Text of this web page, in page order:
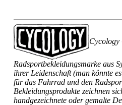
Cycology
Radsportbekleidungsmarke aus
ihrer Leidenschaft (man könnte
für das Fahrrad und den
Bekleidungsprodukte zeichnen
handgezeichnete oder gemalte